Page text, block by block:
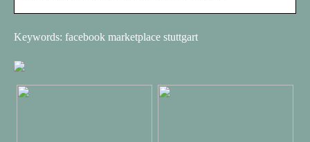
Keywords: facebook marketplace stuttgart